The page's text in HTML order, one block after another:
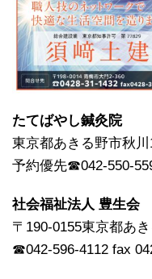
たてばやし鍼灸院
東京都あきる野市秋
予約優先☎042-550-
社会福祉法人 豊生会
〒190-0155東京都あ
☎042-596-4112 fax